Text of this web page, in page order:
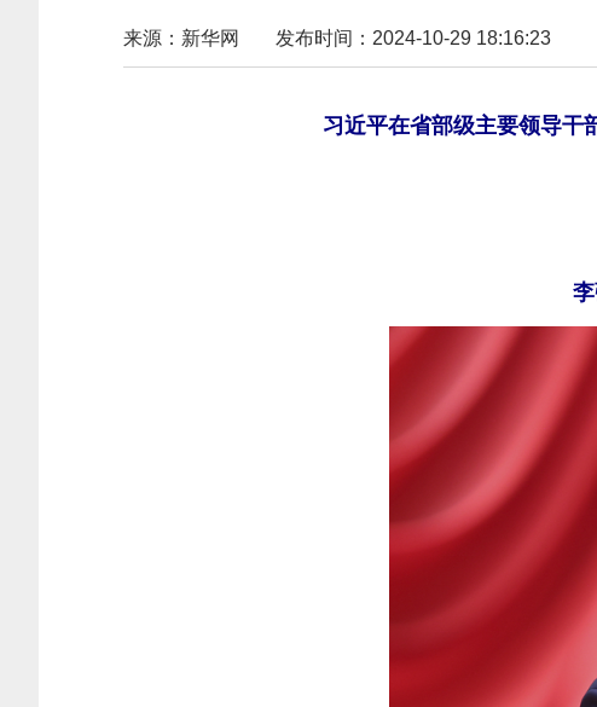
来源：新华网 发布时间：2024-10-29 18:16:23
习近平在省部级主要领导干